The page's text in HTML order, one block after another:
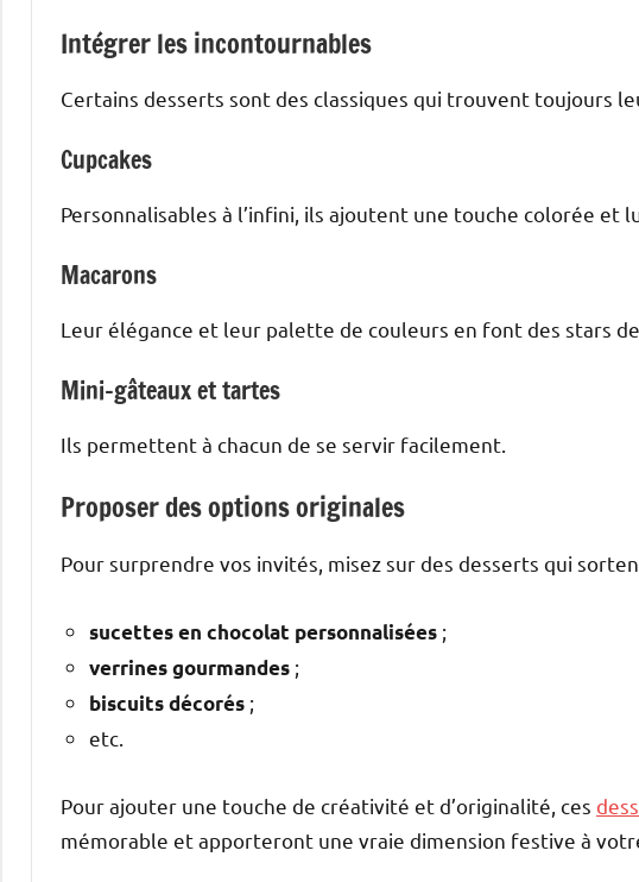
Intégrer les incontournables
Certains desserts sont des classiques qui trouvent toujours
Cupcakes
Personnalisables à l’infini, ils ajoutent une touche colorée et
Macarons
Leur élégance et leur palette de couleurs en font des stars
Mini-gâteaux et tartes
Ils permettent à chacun de se servir facilement.
Proposer des options originales
Pour surprendre vos invités, misez sur des desserts qui
sucettes en chocolat personnalisées ;
verrines gourmandes ;
biscuits décorés ;
etc.
Pour ajouter une touche de créativité et d’originalité, ces
mémorable et apporteront une vraie dimension festive à